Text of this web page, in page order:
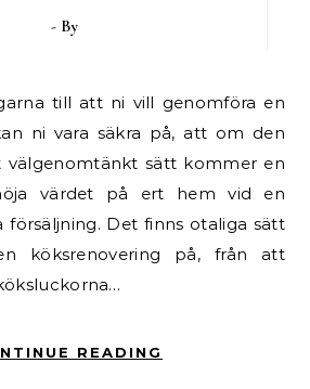
- By
ni vara säkra på, att om den
välgenomtänkt sätt kommer en
värdet på ert hem vid en
försäljning. Det finns otaliga sätt
köksrenovering på, från att
READING